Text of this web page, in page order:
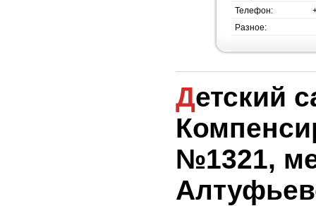
Телефон:
Разное:
Детский сад
№1321,